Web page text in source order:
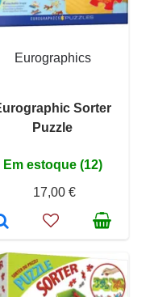
Eurographics
Sorter
Puzzle
Em estoque (12)
17,00 €